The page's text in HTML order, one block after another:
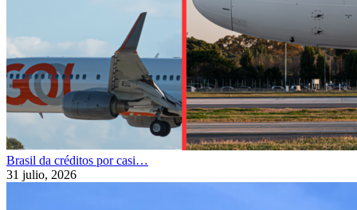
Brasil da créditos por casi…
31 julio, 2026